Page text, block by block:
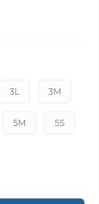
3L 3M
5M 5S